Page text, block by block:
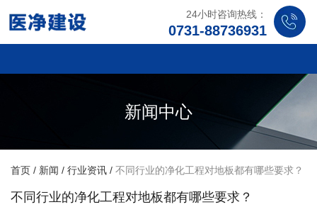
24小时咨询热线：
0731-88736931
新闻中心
首页 / 新闻 / 行业资讯 / 不同行业的净化工程对地板都有哪些要求？
不同行业的净化工程对地板都有哪些要求？